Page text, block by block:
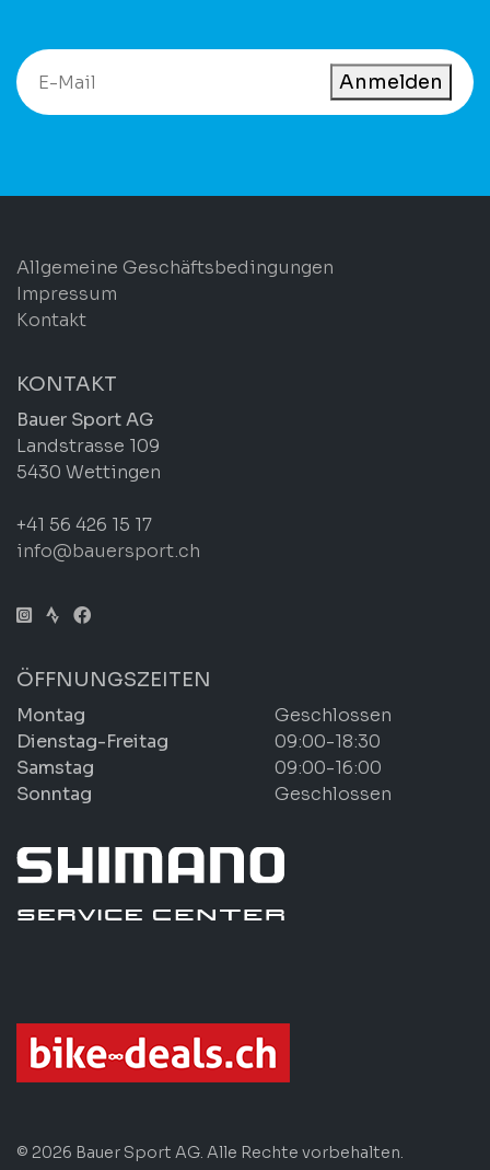
Anmelden
Allgemeine Geschäftsbedingungen
Impressum
Kontakt
KONTAKT
Bauer Sport AG
Landstrasse 109
5430 Wettingen
+41 56 426 15 17
info@bauersport.ch
ÖFFNUNGSZEITEN
Montag
Geschlossen
Dienstag-Freitag
09:00-18:30
Samstag
09:00-16:00
Sonntag
Geschlossen
© 2026 Bauer Sport AG. Alle Rechte vorbehalten.